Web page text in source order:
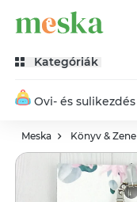
Kategóriák
Ovi- és sulikezdés
Meska Könyv & Zene